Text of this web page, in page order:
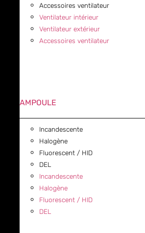
Accessoires ventilateur
Ventilateur intérieur
Ventilateur extérieur
Accessoires ventilateur
AMPOULE
Incandescente
Halogène
Fluorescent / HID
DEL
Incandescente
Halogène
Fluorescent / HID
DEL